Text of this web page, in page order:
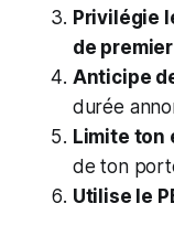
Privilégie
de
Anticipe
durée
Limite ton
de ton
Utilise le